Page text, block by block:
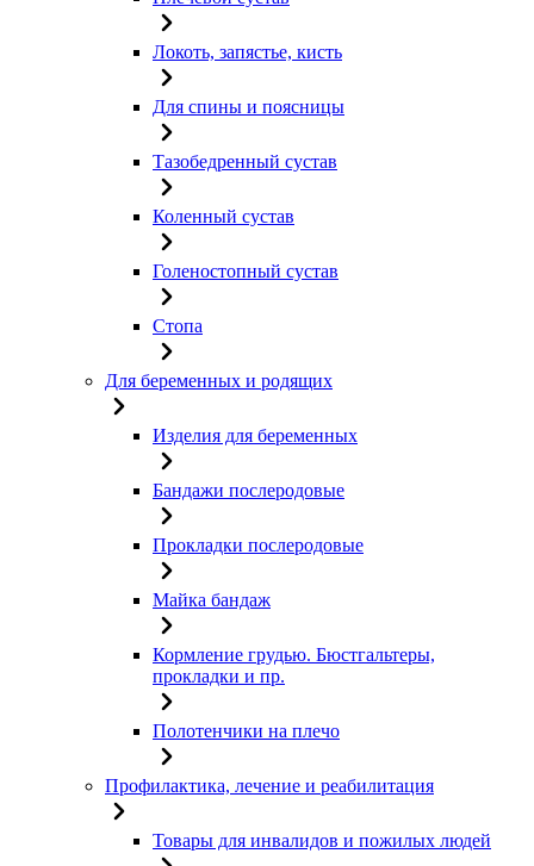
Локоть, запястье, кисть
Для спины и поясницы
Тазобедренный сустав
Коленный сустав
Голеностопный сустав
Стопа
Для беременных и родящих
Изделия для беременных
Бандажи послеродовые
Прокладки послеродовые
Майка бандаж
Кормление грудью. Бюстгальтеры,
прокладки и пр.
Полотенчики на плечо
Профилактика, лечение и реабилитация
Товары для инвалидов и пожилых людей